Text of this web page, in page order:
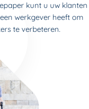
kunt u uw klanten
werkgever heeft om
te verbeteren.